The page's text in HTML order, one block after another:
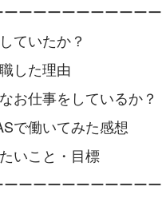
ーーーーーーーーーー
ていたか？
した理由
お仕事をしているか？
で働いてみた感想
いこと・目標
ーーーーーーーーーー